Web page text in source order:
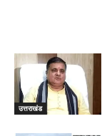
उत्तराखंड